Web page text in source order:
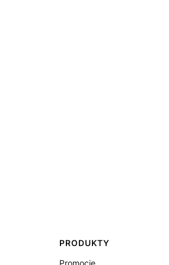
PRODUKTY
Promocje